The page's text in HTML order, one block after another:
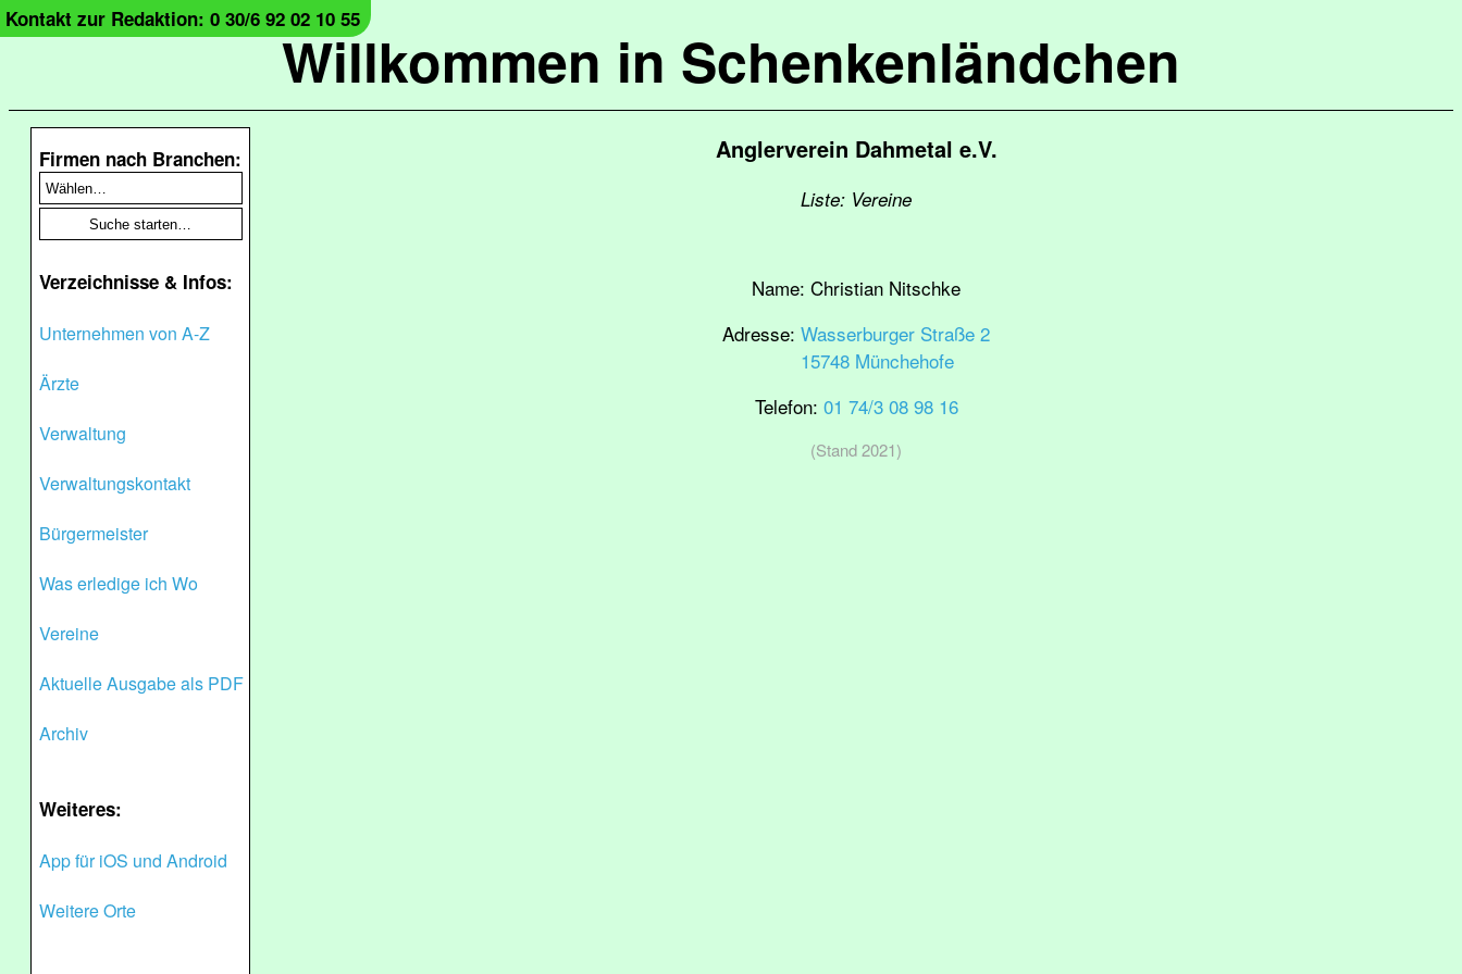
Willkommen in Schenkenländchen
Kontakt zur Redaktion: 0 30/6 92 02 10 55
Firmen nach Branchen:
Verzeichnisse & Infos:
Unternehmen von A-Z
Ärzte
Verwaltung
Verwaltungskontakt
Bürgermeister
Was erledige ich Wo
Vereine
Aktuelle Ausgabe als PDF
Archiv
Weiteres:
App für iOS und Android
Weitere Orte
Anglerverein Dahmetal e.V.
Liste: Vereine
Name: Christian Nitschke
Adresse: Wasserburger Straße 2
15748 Münchehofe
Telefon: 01 74/3 08 98 16
(Stand 2021)